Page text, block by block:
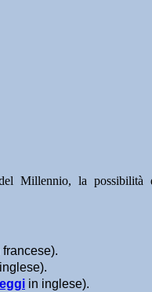
Millennio, la possibilità
francese).
leggi in inglese).